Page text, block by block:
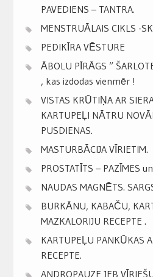
PAVEDIENS – TANTRA.
MENSTRUĀLAIS CIKLS -
PEDIKĪRA VĒSTURE
ĀBOLU PĪRĀGS ”
, kas izdodas vienmēr !
VISTAS KRŪTIŅA AR
KARTUPEĻI NĀTRU
PUSDIENAS.
MASTURBĀCIJA VĪRIETIM.
PROSTATĪTS – PAZĪMES
NAUDAS MAGNĒTS.
BURKĀNU, KABAČU,
MAZKALORIJU RECEPTE .
KARTUPEĻU PANKŪKAS
RECEPTE.
ANDROPAUZE JEB